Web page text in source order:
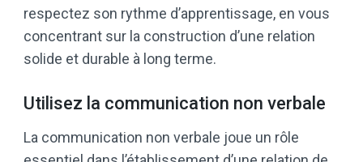
respectez son rythme d’apprentissage, en vous
concentrant sur la construction d’une relation
solide et durable à long terme.
Utilisez la communication non verbale
La communication non verbale joue un rôle